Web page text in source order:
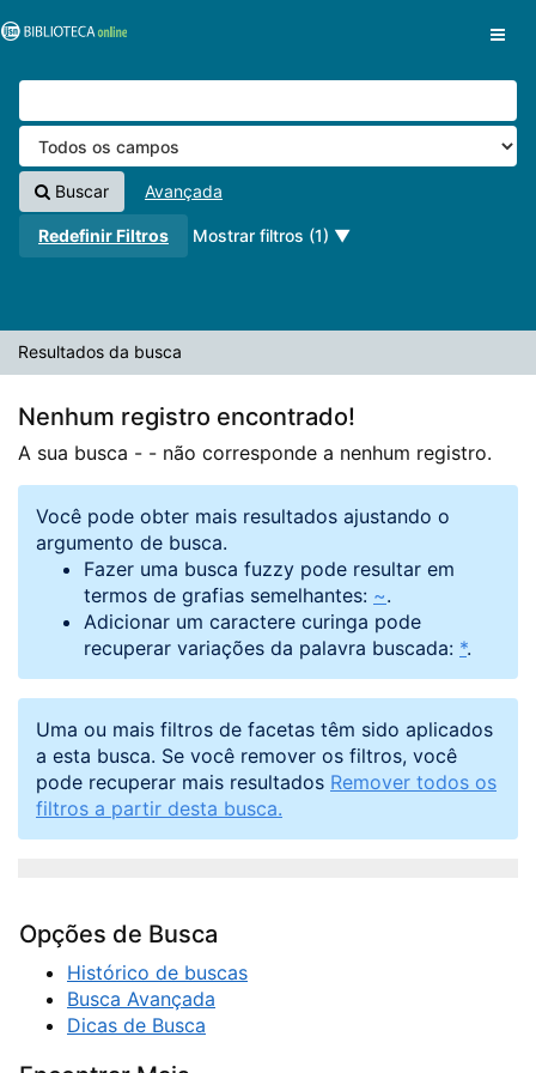
VuFind
Buscar Avançada
Redefinir Filtros Mostrar filtros (1)
Resultados da busca
Nenhum registro encontrado!
A sua busca - - não corresponde a nenhum registro.
Você pode obter mais resultados ajustando o
argumento de busca.
Fazer uma busca fuzzy pode resultar em
termos de grafias semelhantes: ~.
Adicionar um caractere curinga pode
recuperar variações da palavra buscada: *.
Uma ou mais filtros de facetas têm sido aplicados
a esta busca. Se você remover os filtros, você
pode recuperar mais resultados Remover todos os
filtros a partir desta busca.
Opções de Busca
Histórico de buscas
Busca Avançada
Dicas de Busca